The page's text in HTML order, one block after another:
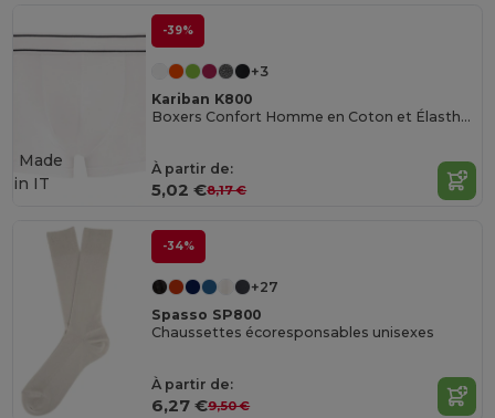
-39%
+3
Kariban K800
Boxers Confort Homme en Coton et Élasthanne
À partir de:
5,02 €8,17 €
Made
in IT
-34%
+27
Spasso SP800
Chaussettes écoresponsables unisexes
À partir de:
6,27 €9,50 €